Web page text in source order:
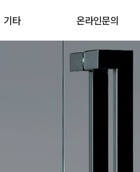
기타 온라인문의